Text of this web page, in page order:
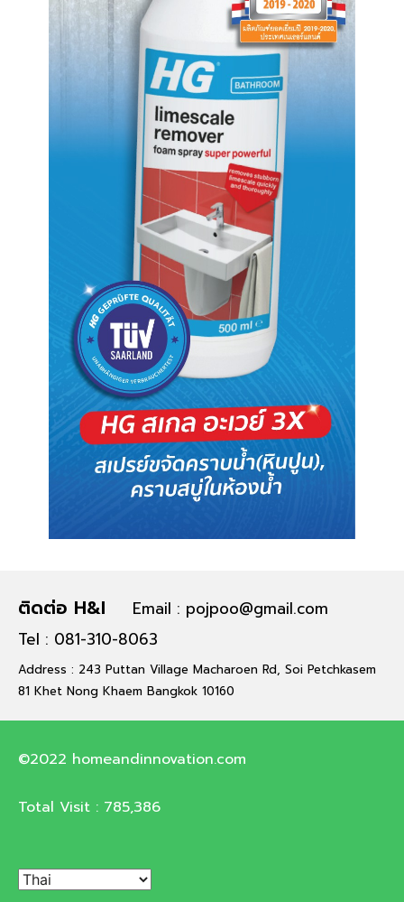
ติดต่อ H&I
Email : pojpoo@gmail.com
Tel : 081-310-8063
Address : 243 Puttan Village Macharoen Rd, Soi Petchkasem
81 Khet Nong Khaem Bangkok 10160
©2022 homeandinnovation.com
Total Visit : 785,386